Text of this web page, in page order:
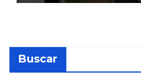
Buscar